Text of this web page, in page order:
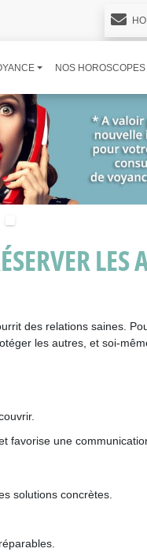
NOS HOROSCOPES
LES
des relations saines.
les autres, et soi-
favorise une
solutions concrètes.